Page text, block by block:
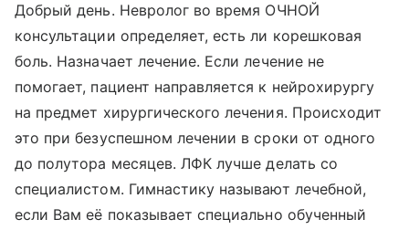
Добрый день. Невролог во время ОЧНОЙ
консультации определяет, есть ли корешковая
боль. Назначает лечение. Если лечение не
помогает, пациент направляется к нейрохирургу
на предмет хирургического лечения. Происходит
это при безуспешном лечении в сроки от одного
до полутора месяцев. ЛФК лучше делать со
специалистом. Гимнастику называют лечебной,
если Вам её показывает специально обученный